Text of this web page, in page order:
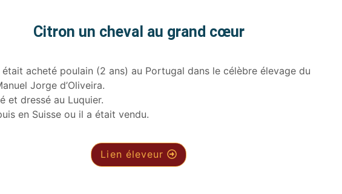
Citron un cheval au grand cœur
acheté poulain (2 ans) au Portugal dans le célèbre élevage du
Jorge d’Oliveira.
et dressé au Luquier.
en Suisse ou il a était vendu.
Lien éleveur